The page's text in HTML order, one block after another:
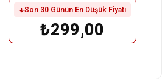
Son 30 Günün En Düşük Fiyatı
₺299,00